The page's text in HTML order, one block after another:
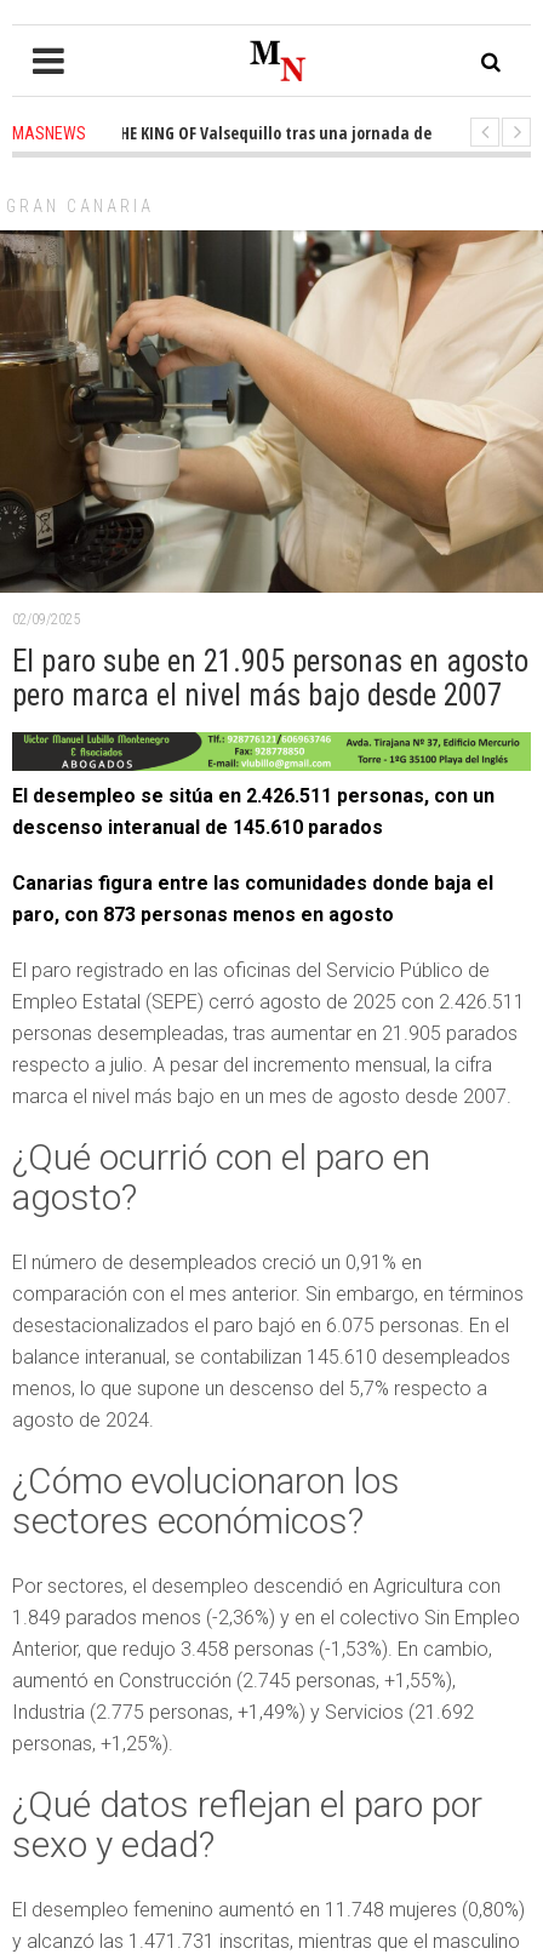
MASNEWS
de THE KING OF Valsequillo tras una jornada de baloncesto urbano de
GRAN CANARIA
02/09/2025
El paro sube en 21.905 personas en agosto
pero marca el nivel más bajo desde 2007
El desempleo se sitúa en 2.426.511 personas, con un
descenso interanual de 145.610 parados
Canarias figura entre las comunidades donde baja el
paro, con 873 personas menos en agosto
El paro registrado en las oficinas del Servicio Público de
Empleo Estatal (SEPE) cerró agosto de 2025 con 2.426.511
personas desempleadas, tras aumentar en 21.905 parados
respecto a julio. A pesar del incremento mensual, la cifra
marca el nivel más bajo en un mes de agosto desde 2007.
¿Qué ocurrió con el paro en
agosto?
El número de desempleados creció un 0,91% en
comparación con el mes anterior. Sin embargo, en términos
desestacionalizados el paro bajó en 6.075 personas. En el
balance interanual, se contabilizan 145.610 desempleados
menos, lo que supone un descenso del 5,7% respecto a
agosto de 2024.
¿Cómo evolucionaron los
sectores económicos?
Por sectores, el desempleo descendió en Agricultura con
1.849 parados menos (-2,36%) y en el colectivo Sin Empleo
Anterior, que redujo 3.458 personas (-1,53%). En cambio,
aumentó en Construcción (2.745 personas, +1,55%),
Industria (2.775 personas, +1,49%) y Servicios (21.692
personas, +1,25%).
¿Qué datos reflejan el paro por
sexo y edad?
El desempleo femenino aumentó en 11.748 mujeres (0,80%)
y alcanzó las 1.471.731 inscritas, mientras que el masculino